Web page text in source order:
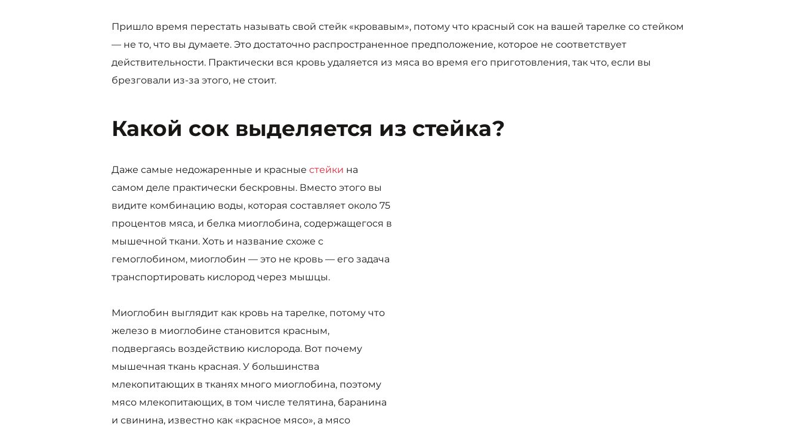
Пришло время перестать называть свой стейк «кровавым», потому что красный сок на вашей тарелке со стейком
— не то, что вы думаете. Это достаточно распространенное предположение, которое не соответствует
действительности. Практически вся кровь удаляется из мяса во время его приготовления, так что, если вы
брезговали из-за этого, не стоит.
Какой сок выделяется из стейка?
Даже самые недожаренные и красные стейки на
самом деле практически бескровны. Вместо этого вы
видите комбинацию воды, которая составляет около 75
процентов мяса, и белка миоглобина, содержащегося в
мышечной ткани. Хоть и название схоже с
гемоглобином, миоглобин — это не кровь — его задача
транспортировать кислород через мышцы.
Миоглобин выглядит как кровь на тарелке, потому что
железо в миоглобине становится красным,
подвергаясь воздействию кислорода. Вот почему
мышечная ткань красная. У большинства
млекопитающих в тканях много миоглобина, поэтому
мясо млекопитающих, в том числе телятина, баранина
и свинина, известно как «красное мясо», а мясо